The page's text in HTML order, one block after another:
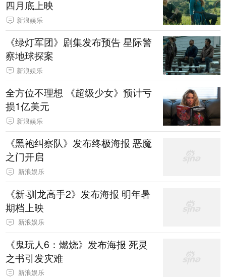
四月底上映
新浪娱乐
《绿灯军团》剧集发布预告 星际警
察地球探案
新浪娱乐
全方位不理想 《超级少女》预计亏
损1亿美元
新浪娱乐
《黑袍纠察队》发布终极海报 恶魔
之门开启
新浪娱乐
《新·驯龙高手2》发布海报 明年暑
期档上映
新浪娱乐
《鬼玩人6：燃烧》发布海报 死灵
之书引发灾难
新浪娱乐